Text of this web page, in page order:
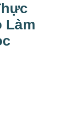
Làm